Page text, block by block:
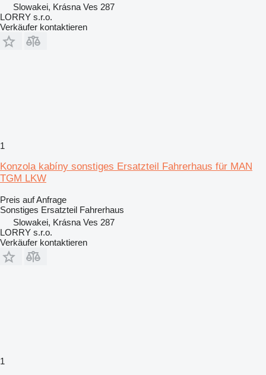
Slowakei, Krásna Ves 287
LORRY s.r.o.
Verkäufer kontaktieren
1
Konzola kabíny sonstiges Ersatzteil Fahrerhaus für MAN
TGM LKW
Preis auf Anfrage
Sonstiges Ersatzteil Fahrerhaus
Slowakei, Krásna Ves 287
LORRY s.r.o.
Verkäufer kontaktieren
1